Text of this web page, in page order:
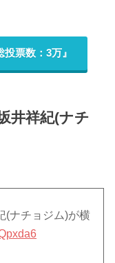
票数：3万』
井祥紀(ナチ
(ナチョジム)が横